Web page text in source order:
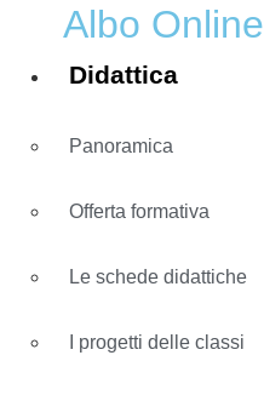
Albo Online
Didattica
Panoramica
Offerta formativa
Le schede didattiche
I progetti delle classi